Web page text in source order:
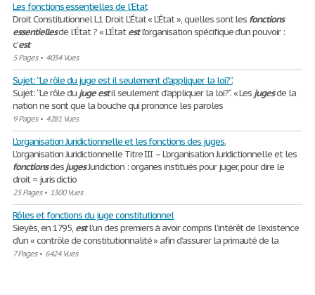
Les fonctions essentielles de l'Etat
Droit Constitutionnel L1 Droit L’État « L’État », quelles sont les fonctions
essentiellesde l’État ? « L’Étatestl'organisation spécifique d'un pouvoir :
c'est
5 Pages• 4034 Vues
Sujet: “Le rôle du juge est il seulement d’appliquer la loi?“.
Sujet: “Le rôle dujuge estil seulement d’appliquer la loi?“. « Les jugesde la
nation ne sont que la bouche qui prononce les paroles
9 Pages• 4281 Vues
L’organisation Juridictionnelle et les fonctions des juges.
L’organisation Juridictionnelle Titre III – L’organisation Juridictionnelle et les
fonctionsdesjugesJuridiction : organes institués pour juger, pour dire le
droit = juris dictio
25 Pages• 1300 Vues
Rôles et fonctions du juge constitutionnel
Sieyès, en 1795, estl’un des premiers à avoir compris l’intérêt de l’existence
d’un « contrôle de constitutionnalité » afin d’assurer la primauté de la
7 Pages• 6424 Vues